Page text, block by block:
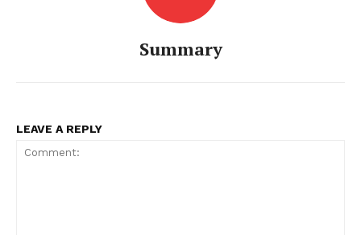
Summary
LEAVE A REPLY